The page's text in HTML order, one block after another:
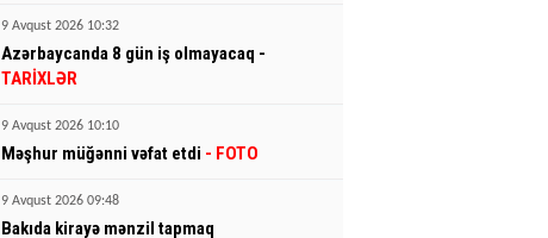
9 Avqust 2026 10:32
Azərbaycanda 8 gün iş olmayacaq -
TARİXLƏR
9 Avqust 2026 10:10
Məşhur müğənni vəfat etdi - FOTO
9 Avqust 2026 09:48
Bakıda kirayə mənzil tapmaq